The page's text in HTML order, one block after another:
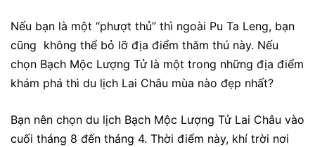
Nếu bạn là một “phượt thủ” thì ngoài Pu Ta Leng, bạn
cũng không thể bỏ lỡ địa điểm thăm thú này. Nếu
chọn Bạch Mộc Lượng Tử là một trong những địa điểm
khám phá thì du lịch Lai Châu mùa nào đẹp nhất?
Bạn nên chọn du lịch Bạch Mộc Lượng Tử Lai Châu vào
cuối tháng 8 đến tháng 4. Thời điểm này, khí trời nơi